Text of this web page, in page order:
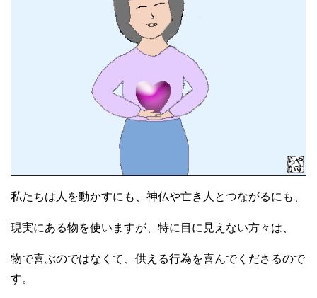
私たちは人を動かすにも、神仏や亡き人とつながるにも、
現実にある物を使いますが、特に目に見えない方々は、
物で喜ぶのではなくて、供える行為を喜んでくださるので
す。